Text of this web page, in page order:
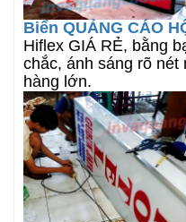
Biển QUẢNG CÁO
Hiflex GIÁ RẺ, bằng
chắc, ánh sáng rõ nét
hàng lớn.